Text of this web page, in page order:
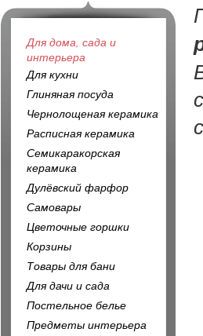
Для дома, сада и
интерьера
Для кухни
Глиняная посуда
Чернолощеная керамика
Расписная керамика
Семикаракорская
керамика
Дулёвский фарфор
Самовары
Цветочные горшки
Корзины
Товары для бани
Для дачи и сада
Постельное белье
Предметы интерьера